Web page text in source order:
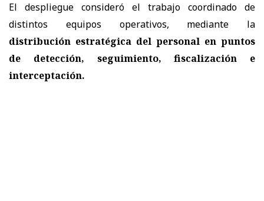
El despliegue consideró el trabajo coordinado de
distintos equipos operativos, mediante la
distribución estratégica del personal en puntos
de detección, seguimiento, fiscalización e
interceptación.